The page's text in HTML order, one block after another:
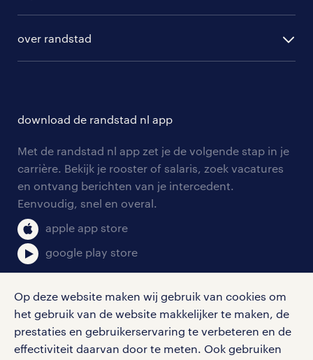
Op deze website maken wij gebruik van cookies om
het gebruik van de website makkelijker te maken, de
prestaties en gebruikerservaring te verbeteren en de
effectiviteit daarvan door te meten. Ook gebruiken
hr-diensten
tarieven
personeel gezocht
aanmelden nieuwsbrief
solliciteren
blogs en artikelen
salarischecker
bruto-netto calculator
over randstad
onze vestigingen
pers
download de randstad nl app
Met de randstad nl app zet je de volgende stap in je
carrière. Bekijk je rooster of salaris, zoek vacatures
en ontvang berichten van je intercedent.
Eenvoudig, snel en overal.
apple app store
google play store
social media
Volg ons voor de leukste content omtrent